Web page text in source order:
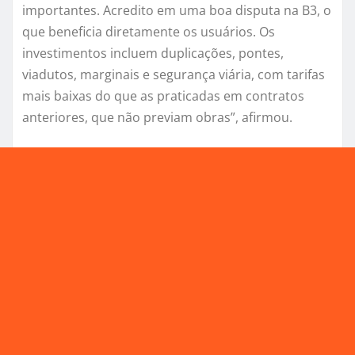
importantes. Acredito em uma boa disputa na B3, o
que beneficia diretamente os usuários. Os
investimentos incluem duplicações, pontes,
viadutos, marginais e segurança viária, com tarifas
mais baixas do que as praticadas em contratos
anteriores, que não previam obras”, afirmou.